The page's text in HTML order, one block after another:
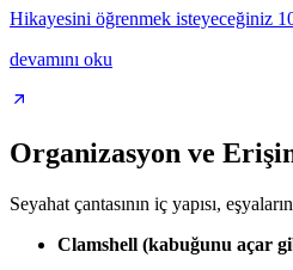
Hikayesini öğrenmek isteyeceğiniz
devamını oku
Organizasyon ve
Seyahat çantasının iç yapısı,
Clamshell (kabuğunu açar